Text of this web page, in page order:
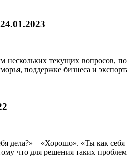
24.01.2023
текущих вопросов,
поддержке бизнеса и
– «Хорошо». «Ты как
что для решения таких